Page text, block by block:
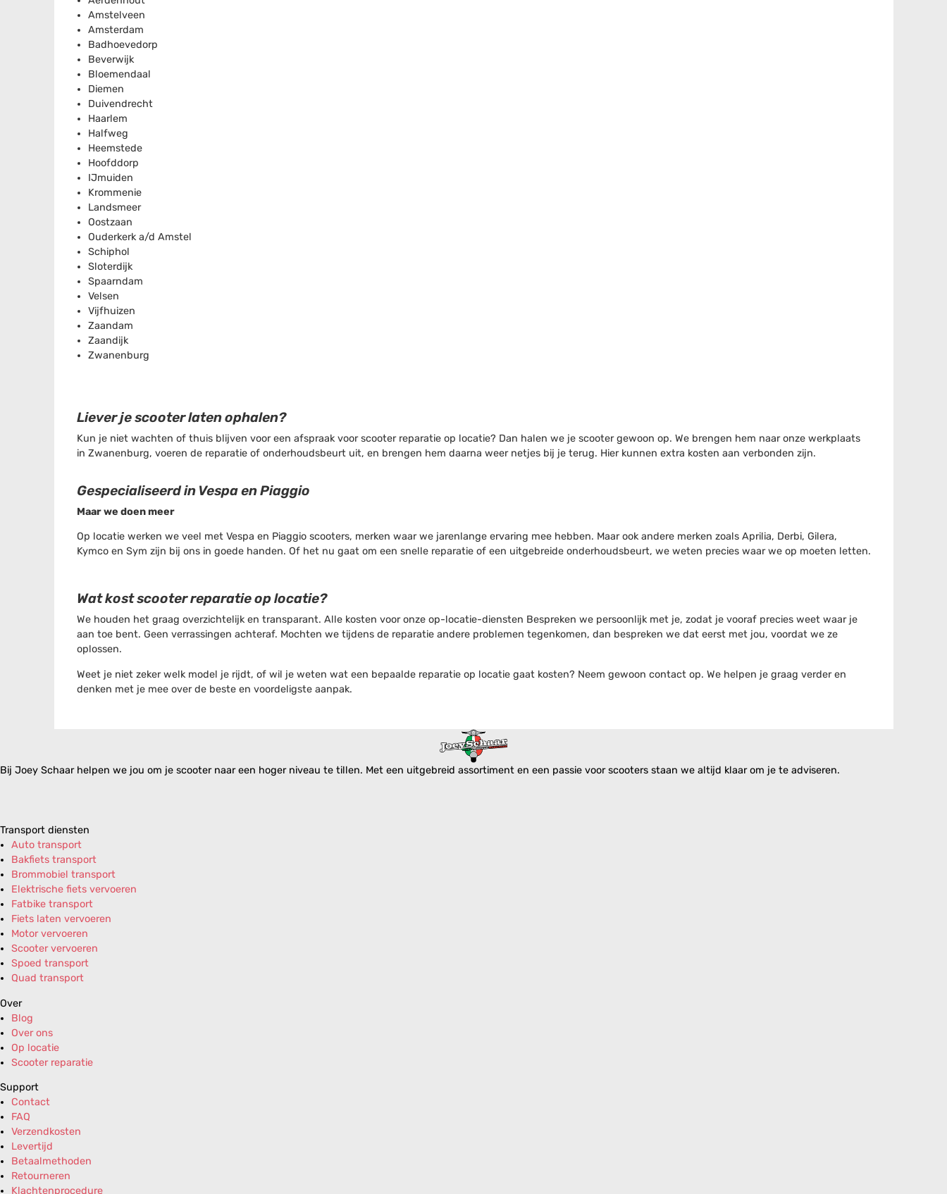
Amstelveen
Amsterdam
Badhoevedorp
Beverwijk
Bloemendaal
Diemen
Duivendrecht
Haarlem
Halfweg
Heemstede
Hoofddorp
IJmuiden
Krommenie
Landsmeer
Oostzaan
Ouderkerk a/d Amstel
Schiphol
Sloterdijk
Spaarndam
Velsen
Vijfhuizen
Zaandam
Zaandijk
Zwanenburg
Liever je scooter laten ophalen?
Kun je niet wachten of thuis blijven voor een afspraak voor scooter reparatie op locatie? Dan halen we je scooter gewoon op. We brengen hem naar onze werkplaats
in Zwanenburg, voeren de reparatie of onderhoudsbeurt uit, en brengen hem daarna weer netjes bij je terug. Hier kunnen extra kosten aan verbonden zijn.
Gespecialiseerd in Vespa en Piaggio
Maar we doen meer
Op locatie werken we veel met Vespa en Piaggio scooters, merken waar we jarenlange ervaring mee hebben. Maar ook andere merken zoals Aprilia, Derbi, Gilera,
Kymco en Sym zijn bij ons in goede handen. Of het nu gaat om een snelle reparatie of een uitgebreide onderhoudsbeurt, we weten precies waar we op moeten letten.
Wat kost scooter reparatie op locatie?
We houden het graag overzichtelijk en transparant. Alle kosten voor onze op-locatie-diensten Bespreken we persoonlijk met je, zodat je vooraf precies weet waar je
aan toe bent. Geen verrassingen achteraf. Mochten we tijdens de reparatie andere problemen tegenkomen, dan bespreken we dat eerst met jou, voordat we ze
oplossen.
Weet je niet zeker welk model je rijdt, of wil je weten wat een bepaalde reparatie op locatie gaat kosten? Neem gewoon contact op. We helpen je graag verder en
denken met je mee over de beste en voordeligste aanpak.
Bij Joey Schaar helpen we jou om je scooter naar een hoger niveau te tillen. Met een uitgebreid assortiment en een passie voor scooters staan we altijd klaar om je te adviseren.
Transport diensten
Auto transport
Bakfiets transport
Brommobiel transport
Elektrische fiets vervoeren
Fatbike transport
Fiets laten vervoeren
Motor vervoeren
Scooter vervoeren
Spoed transport
Quad transport
Over
Blog
Over ons
Op locatie
Scooter reparatie
Support
Contact
FAQ
Verzendkosten
Levertijd
Betaalmethoden
Retourneren
Klachtenprocedure